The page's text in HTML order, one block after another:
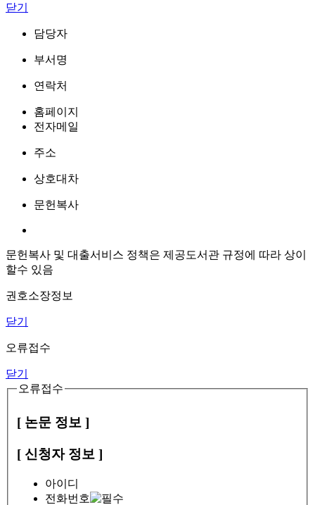
닫기
담당자
부서명
연락처
홈페이지
전자메일
주소
상호대차
문헌복사
문헌복사 및 대출서비스 정책은 제공도서관 규정에 따라 상이
할수 있음
권호소장정보
닫기
오류접수
닫기
오류접수
[ 논문 정보 ]
[ 신청자 정보 ]
아이디
전화번호